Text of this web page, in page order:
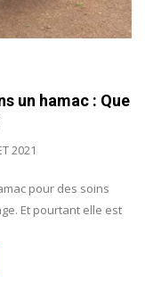
un hamac : Que
2021
pour des soins
Et pourtant elle est